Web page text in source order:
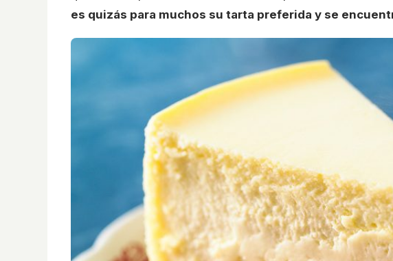
es quizás para muchos su tarta preferida y se